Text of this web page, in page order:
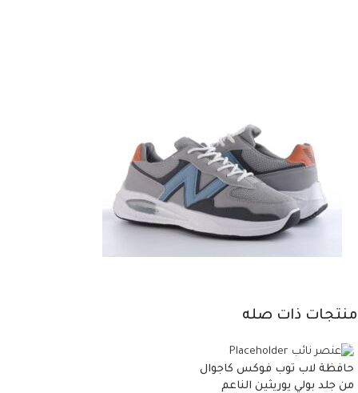
منتجات ذات صله
حافظة لاب توب فوكس كاجوال
من جلد بولي يوريثين الناعم